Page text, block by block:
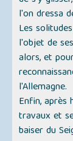
l'on dressa
Les
l'objet de
alors, et
l'Allemagne.
Enfin, après
travaux et
baiser du